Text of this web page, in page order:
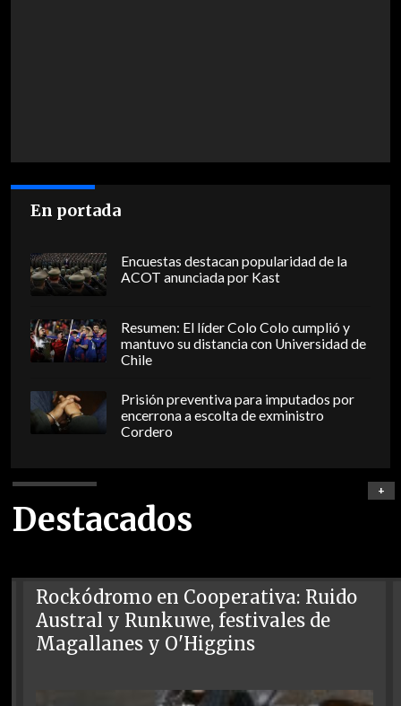
En portada
Encuestas destacan popularidad de la
ACOT anunciada por Kast
Resumen: El líder Colo Colo cumplió y
mantuvo su distancia con Universidad de
Chile
Prisión preventiva para imputados por
encerrona a escolta de exministro
Cordero
Destacados
+
Rockódromo en Cooperativa: Ruido
Austral y Runkuwe, festivales de
Magallanes y O'Higgins